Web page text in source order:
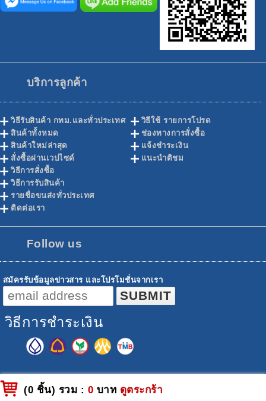
บริการลูกค้า
วิธีรับสินค้า กทม.และทั่วประเทศ
สินค้าทั้งหมด
สินค้าใหม่ล่าสุด
สั่งซื้อผ่านเวปไซด์
วิธีการสั่งซื้อ
วิธีการรับสินค้า
รายชื่อขนส่งทั่วประเทศ
ติดต่อเรา
วิธีใช้ รายการโปรด
ช่องทางการสั่งซื้อ
แจ้งชำระเงิน
แนะนำติชม
Follow us
สมัครรับข้อมูลข่าวสาร และโปรโมชั่นจากเรา
วิธีการชำระเงิน
(0 ชิ้น) รวม : 0 บาท ดูตระกร้า